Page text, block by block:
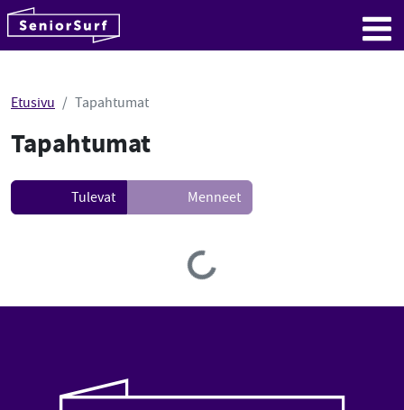
Hyppää sisältöön
Etusivu Tapahtumat
Tapahtumat
Tulevat Menneet
Loading...